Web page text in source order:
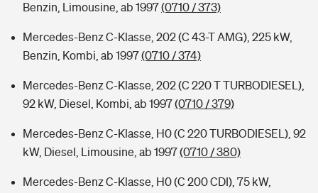
Benzin, Limousine, ab 1997(0710 / 373)
Mercedes-Benz C-Klasse, 202 (C 43-T AMG), 225 kW,
Benzin, Kombi, ab 1997(0710 / 374)
Mercedes-Benz C-Klasse, 202 (C 220 T TURBODIESEL),
92 kW, Diesel, Kombi, ab 1997(0710 / 379)
Mercedes-Benz C-Klasse, H0 (C 220 TURBODIESEL), 92
kW, Diesel, Limousine, ab 1997(0710 / 380)
Mercedes-Benz C-Klasse, H0 (C 200 CDI), 75 kW,